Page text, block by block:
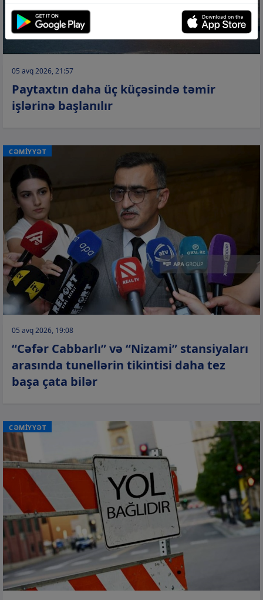
05 avq 2026, 21:57
Paytaxtın daha üç küçəsində təmir
işlərinə başlanılır
CƏMİYYƏT
05 avq 2026, 19:08
“Cəfər Cabbarlı” və “Nizami” stansiyaları
arasında tunellərin tikintisi daha tez
başa çata bilər
CƏMİYYƏT